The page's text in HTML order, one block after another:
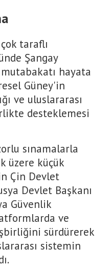
taraflı
Şangay
hayata
Güney'in
ve uluslararası
desteklemesi
sınamalarla
üzere küçük
Çin Devlet
Devlet Başkanı
Güvenlik
ve
sürdürerek
sistemin